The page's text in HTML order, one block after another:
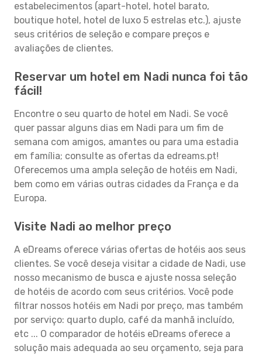
estabelecimentos (apart-hotel, hotel barato,
boutique hotel, hotel de luxo 5 estrelas etc.), ajuste
seus critérios de seleção e compare preços e
avaliações de clientes.
Reservar um hotel em Nadi nunca foi tão
fácil!
Encontre o seu quarto de hotel em Nadi. Se você
quer passar alguns dias em Nadi para um fim de
semana com amigos, amantes ou para uma estadia
em família; consulte as ofertas da edreams.pt!
Oferecemos uma ampla seleção de hotéis em Nadi,
bem como em várias outras cidades da França e da
Europa.
Visite Nadi ao melhor preço
A eDreams oferece várias ofertas de hotéis aos seus
clientes. Se você deseja visitar a cidade de Nadi, use
nosso mecanismo de busca e ajuste nossa seleção
de hotéis de acordo com seus critérios. Você pode
filtrar nossos hotéis em Nadi por preço, mas também
por serviço: quarto duplo, café da manhã incluído,
etc ... O comparador de hotéis eDreams oferece a
solução mais adequada ao seu orçamento, seja para